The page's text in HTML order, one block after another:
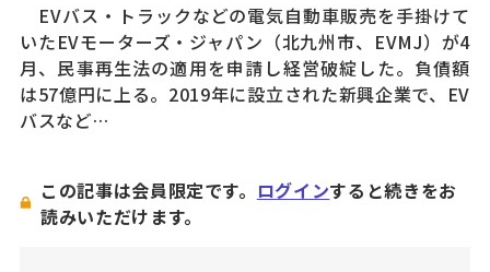
EVバス・トラックなどの電気自動車販売を手掛けて
いたEVモーターズ・ジャパン（北九州市、EVMJ）が4
月、民事再生法の適用を申請し経営破綻した。負債額
は57億円に上る。2019年に設立された新興企業で、EV
バスなど…
この記事は会員限定です。 ログインすると続きをお
読みいただけます。